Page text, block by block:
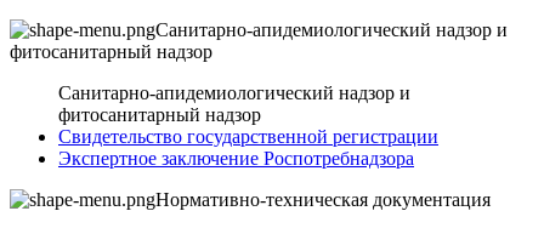
Санитарно-апидемиологический надзор и
фитосанитарный надзор
Санитарно-апидемиологический надзор и
фитосанитарный надзор
Свидетельство государственной регистрации
Экспертное заключение Роспотребнадзора
Нормативно-техническая документация